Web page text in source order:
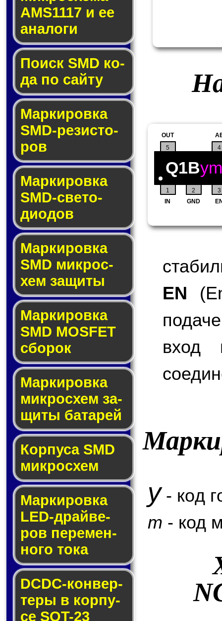
AMS1117 и ее
ана­ло­ги
Поиск SMD ко­
да по сай­ту
Маркировка
SMD-ре­зис­то­
ров
Маркировка
SMD-све­то­
дио­дов
Мар­ки­ров­ка
SMD мик­рос­
хем защиты
Мар­ки­ров­ка
SMD MOSFET
сбо­рок
Мар­ки­ров­ка
мик­ро­схем за­
щи­ты ба­та­рей
Корпуса SMD
мик­ро­схем
Маркировка
LED-драй­ве­
ров пе­ре­мен­
но­го то­ка
DCDC-кон­вер­
те­ры в кор­пу­
се SOT-23
1 2 3
4
IN GND
5
OUT
Q1Bym
EN
вход
y- код
m - код